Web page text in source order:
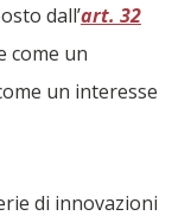
dall’art. 32
come un
un interesse
di innovazioni